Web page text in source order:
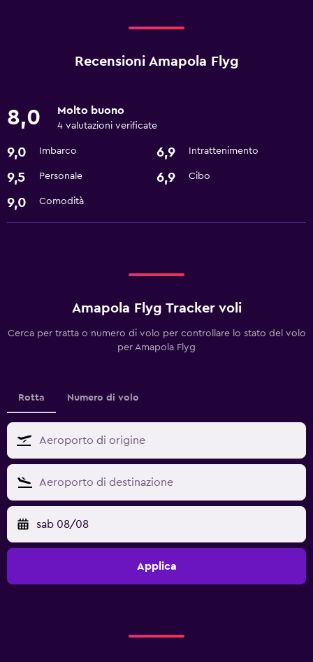
Recensioni Amapola Flyg
8,0 Molto buono
4 valutazioni verificate
9,0 Imbarco 6,9 Intrattenimento
9,5 Personale 6,9 Cibo
9,0 Comodità
Amapola Flyg Tracker voli
Cerca per tratta o numero di volo per controllare lo stato del volo
per Amapola Flyg
Rotta Numero di volo
sab 08/08
Applica